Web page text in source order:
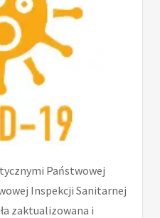
Państwowej
Inspekcji Sanitarnej
zaktualizowana i